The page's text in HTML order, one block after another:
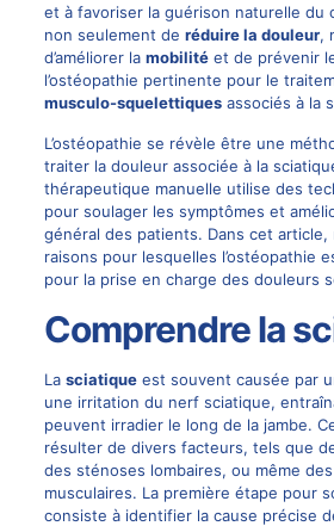
et à favoriser la guérison naturelle du
non seulement de réduire la douleur,
d’améliorer la mobilitéet de prévenir
l’ostéopathie pertinente pour le
musculo-squelettiquesassociés à la
L’ostéopathie se révèle être une
traiter la douleur associée à la
thérapeutique manuelle utilise des
pour soulager les symptômes et
général des patients. Dans cet
raisons pour lesquelles l’ostéopathie
pour la prise en charge des douleurs
Comprendre la
La sciatiqueest souvent causée par
une irritation du nerf sciatique,
peuvent irradier le long de la jambe.
résulter de divers facteurs, tels que
des sténoses lombaires, ou même
musculaires. La première étape pour
consiste à identifier la cause précise